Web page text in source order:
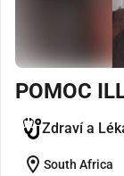
POMOC
Zdraví a
location_on South Africa